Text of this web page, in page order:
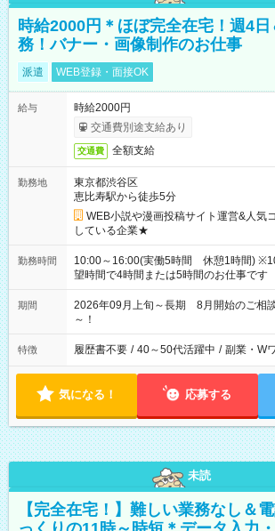
時給2000円＊ほぼ完全在宅！週4
務！バナー・画像制作のお仕事
派遣 WEB登録・面接OK
給与
時給2000円
交通費別途支給あり
交通費 全額支給
勤務地
東京都渋谷区
恵比寿駅から徒歩5分
WEB小説や漫画投稿サイト運営&人気
している企業★
勤務時間
10:00～16:00(実働5時間 休憩1時間)
望時間で4時間または5時間のお仕事です
期間
2026年09月上旬～長期 8月開始のご相
～！
特徴 履歴書不要 / 40～50代活躍中 / 副業・W
気になる！ 応募する
未読
【完全在宅！】難しい業務なし＆